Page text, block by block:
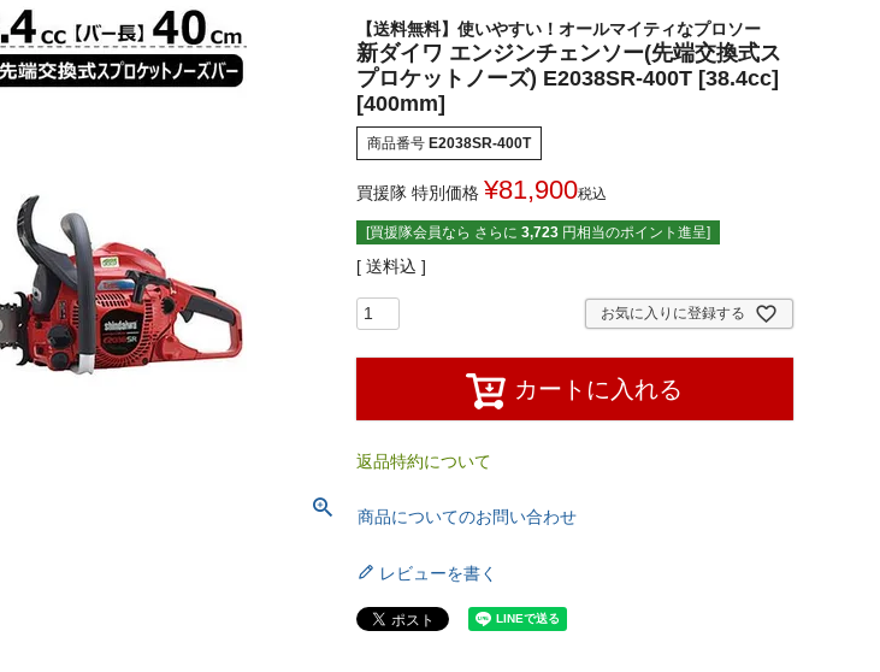
【送料無料】使いやすい！オールマイティなプロソー
新ダイワ エンジンチェンソー(先端交換式ス
プロケットノーズ) E2038SR-400T [38.4cc]
[400mm]
商品番号 E2038SR-400T
買援隊 特別価格 ¥81,900税込
[買援隊会員なら さらに 3,723 円相当のポイント進呈]
送料込
お気に入りに登録する
カートに入れる
返品特約について
商品についてのお問い合わせ
レビューを書く